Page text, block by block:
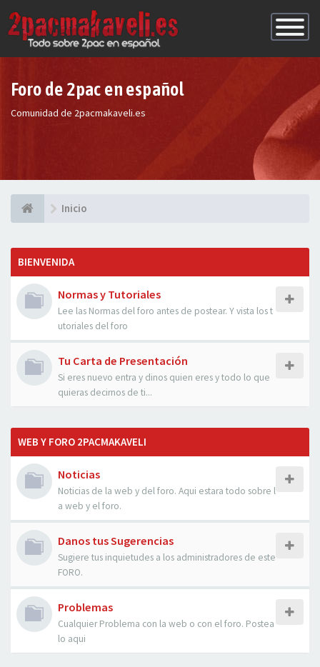
de
Foro de 2pac en español
Comunidad de 2pacmakaveli.es
Inicio
BIENVENIDA
Normas y Tutoriales
Lee las Normas del foro antes de postear. Y vista los t
utoriales del foro
Tu Carta de Presentación
Si eres nuevo entra y dinos quien eres y todo lo que
quieras decirnos de ti...
WEB Y FORO 2PACMAKAVELI
Noticias
Noticias de la web y del foro. Aqui estara todo sobre l
a web y el foro.
Danos tus Sugerencias
Sugiere tus inquietudes a los administradores de este
FORO.
Problemas
Cualquier Problema con la web o con el foro. Postea
lo aqui